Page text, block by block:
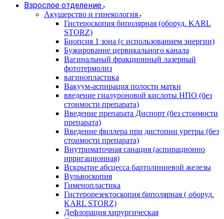
Взрослое отделение
Акушерство и гинекология
Гистероскопия биполярная (оборуд. KARL
STORZ)
Биопсия 1 зона (с использованием энергии)
Бужирование цервикального канала
Вагинальный фракционный лазерный
фототермолиз
вагинопластика
Вакуум-аспирация полости матки
введение гиалуроновой кислоты НПО (без
стоимости препарата)
Введение препарата Диспорт (без стоимости
препарата)
Введение филлера при дистопии уретры (без
стоимости препарата)
Внутриматочная санация (аспирационно
ирригационная)
Вскрытие абсцесса бартолиниевой железы
Вульвоскопия
Гименопластика
Гистерорезектоскопия биполярная ( оборуд.
KARL STORZ)
Дефлорация хирургическая